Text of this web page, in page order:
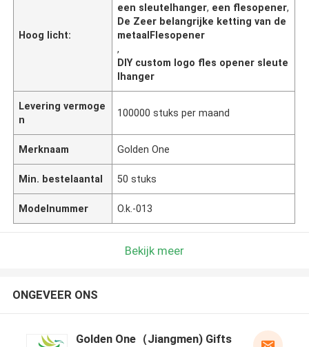
Hoog licht:
een sleutelhanger, een flesopener,
De Zeer belangrijke ketting van de
metaalFlesopener
,
DIY custom logo fles opener sleute
lhanger
Levering vermoge
n
100000 stuks per maand
Merknaam Golden One
Min. bestelaantal 50 stuks
Modelnummer O.k.-013
Bekijk meer
ONGEVEER ONS
Golden One（Jiangmen) Gifts